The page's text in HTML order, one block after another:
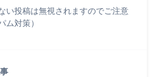
い投稿は無視されますのでご注意
ム対策）